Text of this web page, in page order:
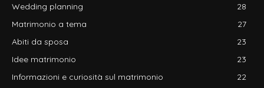
Wedding planning
28
Matrimonio a tema
27
Abiti da sposa
23
Idee matrimonio
23
Informazioni e curiosità sul matrimonio
22